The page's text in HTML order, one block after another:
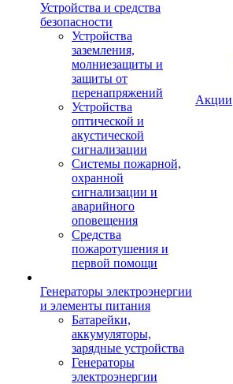
Устройства и средства
безопасности
Устройства
заземления,
молниезащиты и
защиты от
перенапряжений
Устройства
оптической и
акустической
сигнализации
Системы пожарной,
охранной
сигнализации и
аварийного
оповещения
Средства
пожаротушения и
первой помощи
Генераторы электроэнергии
и элементы питания
Батарейки,
аккумуляторы,
зарядные устройства
Генераторы
электроэнергии
Акции